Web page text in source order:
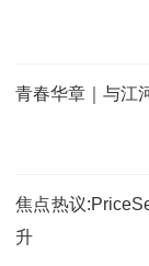
青春华章｜与江
焦点热议
升